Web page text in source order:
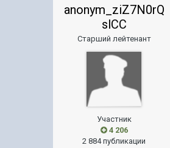
anonym_ziZ7N0rQ
slCC
Старший лейтенант
Участник
4 206
2 884 публикации